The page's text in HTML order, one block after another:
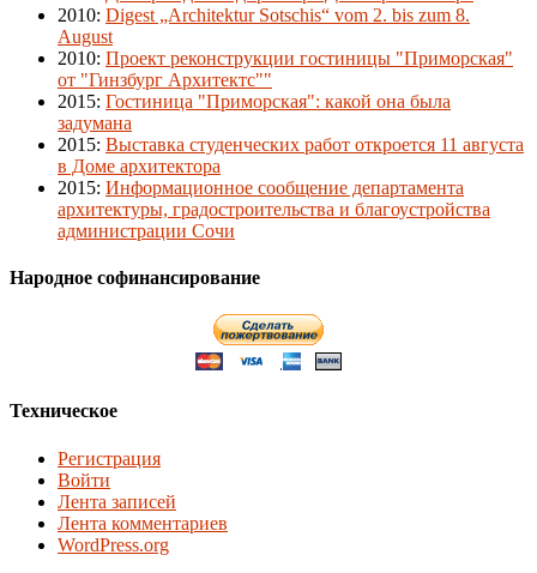
2010: Digest „Architektur Sotschis“ vom 2. bis zum 8.
August
2010: Проект реконструкции гостиницы "Приморская"
от "Гинзбург Архитектс""
2015: Гостиница "Приморская": какой она была
задумана
2015: Выставка студенческих работ откроется 11 августа
в Доме архитектора
2015: Информационное сообщение департамента
архитектуры, градостроительства и благоустройства
администрации Сочи
Народное софинансирование
Техническое
Регистрация
Войти
Лента записей
Лента комментариев
WordPress.org